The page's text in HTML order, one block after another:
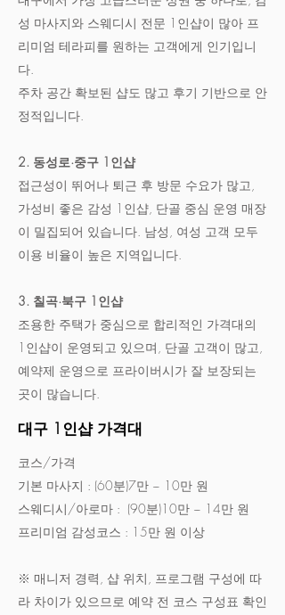
성 마사지와 스웨디시 전문 1인샵이 많아 프
리미엄 테라피를 원하는 고객에게 인기입니
다.
주차 공간 확보된 샵도 많고 후기 기반으로 안
정적입니다.
2. 동성로·중구 1인샵
접근성이 뛰어나 퇴근 후 방문 수요가 많고,
가성비 좋은 감성 1인샵, 단골 중심 운영 매장
이 밀집되어 있습니다. 남성, 여성 고객 모두
이용 비율이 높은 지역입니다.
3. 칠곡·북구 1인샵
조용한 주택가 중심으로 합리적인 가격대의
1인샵이 운영되고 있으며, 단골 고객이 많고,
예약제 운영으로 프라이버시가 잘 보장되는
곳이 많습니다.
대구 1인샵 가격대
코스/가격
기본 마사지 : (60분)7만 ~ 10만 원
스웨디시/아로마 : (90분)10만 ~ 14만 원
프리미엄 감성코스 : 15만 원 이상
※ 매니저 경력, 샵 위치, 프로그램 구성에 따
라 차이가 있으므로 예약 전 코스 구성표 확인